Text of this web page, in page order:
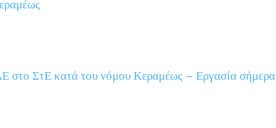
στο ΣτΕ κατά του νόμου Κεραμέως – Εργασία σήμερα